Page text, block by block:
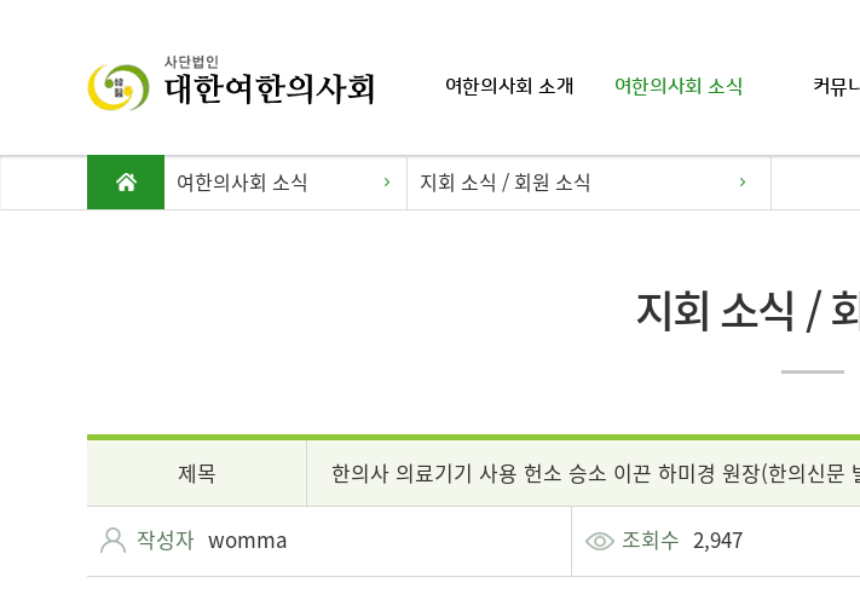
여한의사회 소개 여한의사회 소식 커뮤
여한의사회 소식 지회 소식 / 회원 소식
지회 소식 /
제목 한의사 의료기기 사용 헌소 승소 이끈 하미경 원장(한의신문
작성자 womma 조회수 2,947